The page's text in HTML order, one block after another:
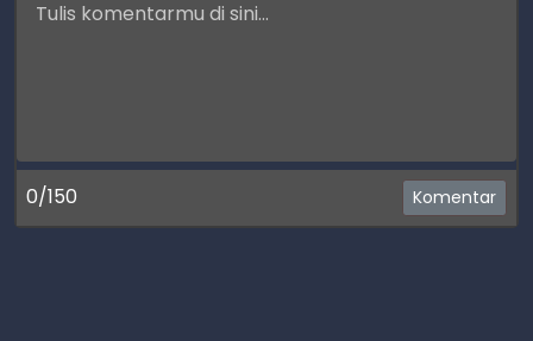
0/150 Komentar